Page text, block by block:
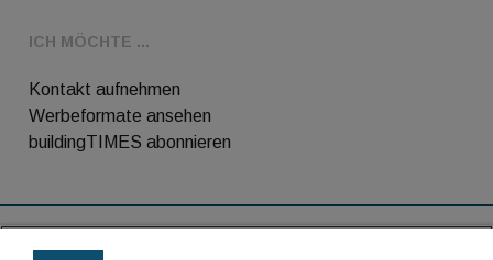
ICH MÖCHTE ...
Kontakt aufnehmen
Werbeformate ansehen
buildingTIMES abonnieren